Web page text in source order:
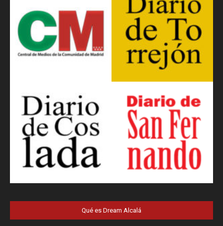
Qué es Dream Alcalá